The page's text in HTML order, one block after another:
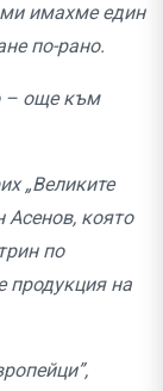
ми имахме един
по-рано.
– още към
„Великите
Асенов, която
по
продукция на